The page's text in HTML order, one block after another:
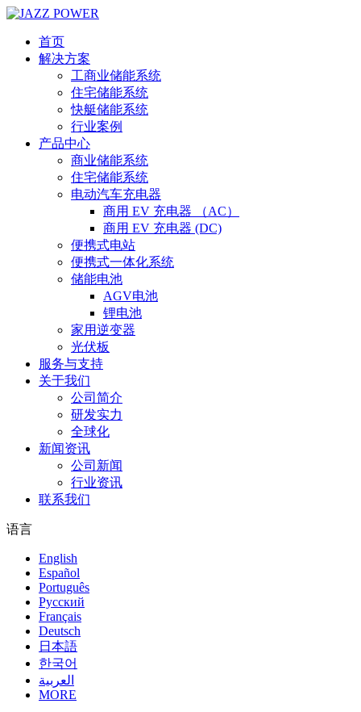
首页
解决方案
工商业储能系统
住宅储能系统
快艇储能系统
行业案例
产品中心
商业储能系统
住宅储能系统
电动汽车充电器
商用 EV 充电器 （AC）
商用 EV 充电器 (DC)
便携式电站
便携式一体化系统
储能电池
AGV电池
锂电池
家用逆变器
光伏板
服务与支持
关于我们
公司简介
研发实力
全球化
新闻资讯
公司新闻
行业资讯
联系我们
语言
English
Español
Português
Pусский
Français
Deutsch
日本語
한국어
العربية
MORE